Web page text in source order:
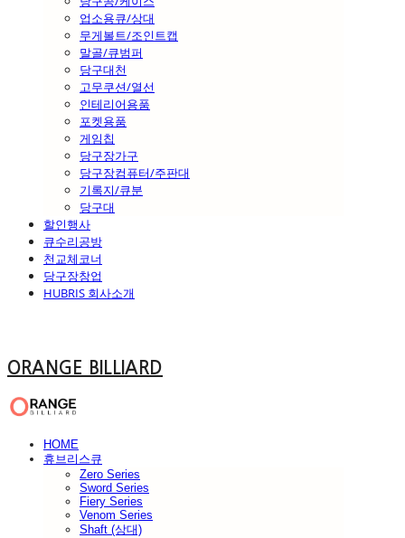
업소용큐/상대
무게볼트/조인트캡
말골/큐범퍼
당구대천
고무쿠션/열선
인테리어용품
포켓용품
게임칩
당구장가구
당구장컴퓨터/주판대
기록지/큐분
당구대
할인행사
큐수리공방
천교체코너
당구장창업
HUBRIS 회사소개
ORANGE BILLIARD
HOME
휴브리스큐
Zero Series
Sword Series
Fiery Series
Venom Series
Shaft (상대)